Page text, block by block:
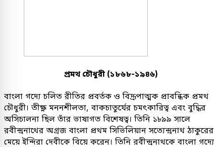
প্রমথ চৌধুরী (১৮৬৮-১৯৪৬)
বাংলা গদ্যে চলিত রীতির প্রবর্তক ও বিদ্রূপাত্মক প্রাবন্ধিক প্রমথ
চৌধুরী। তীক্ষ্ণ মননশীলতা, বাকচাতুর্যের চমৎকারিত্ব এবং বুদ্ধির
অসিচালনা ছিল তাঁর ভাষাগত বিশেষত্ব। তিনি ১৮৯৯ সালে
রবীন্দ্রনাথের অগ্রজ বাংলা প্রথম সিভিলিয়ান সত্যেন্দ্রনাথ ঠাকুরের
মেয়ে ইন্দিরা দেবীকে বিয়ে করেন। তিনি রবীন্দ্রনাথকে বাংলা গদ্যে